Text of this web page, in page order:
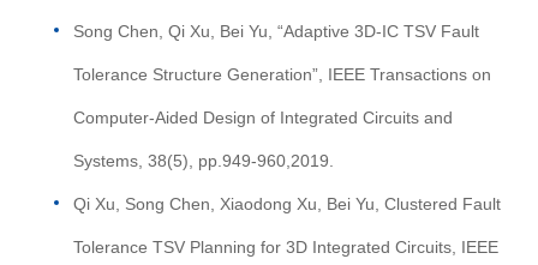
Song Chen, Qi Xu, Bei Yu, “Adaptive 3D-IC TSV Fault
Tolerance Structure Generation”, IEEE Transactions on
Computer-Aided Design of Integrated Circuits and
Systems, 38(5), pp.949-960,2019.
Qi Xu, Song Chen, Xiaodong Xu, Bei Yu, Clustered Fault
Tolerance TSV Planning for 3D Integrated Circuits, IEEE